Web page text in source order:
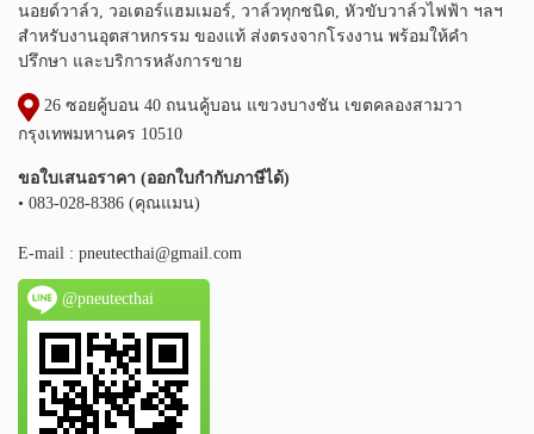
นอยด์วาล์ว, วอเตอร์แฮมเมอร์, วาล์วทุกชนิด, หัวขับวาล์วไฟฟ้า ฯลฯ
สำหรับงานอุตสาหกรรม ของแท้ ส่งตรงจากโรงงาน พร้อมให้คำ
ปรึกษา และบริการหลังการขาย
26 ซอยคู้บอน 40 ถนนคู้บอน แขวงบางชัน เขตคลองสามวา
กรุงเทพมหานคร 10510
ขอใบเสนอราคา (ออกใบกำกับภาษีได้)
• 083-028-8386 (คุณแมน)
E-mail : pneutecthai@gmail.com
@pneutecthai